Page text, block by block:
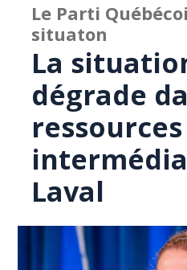
Le Parti
situaton
La
dégrade
ressources
Laval